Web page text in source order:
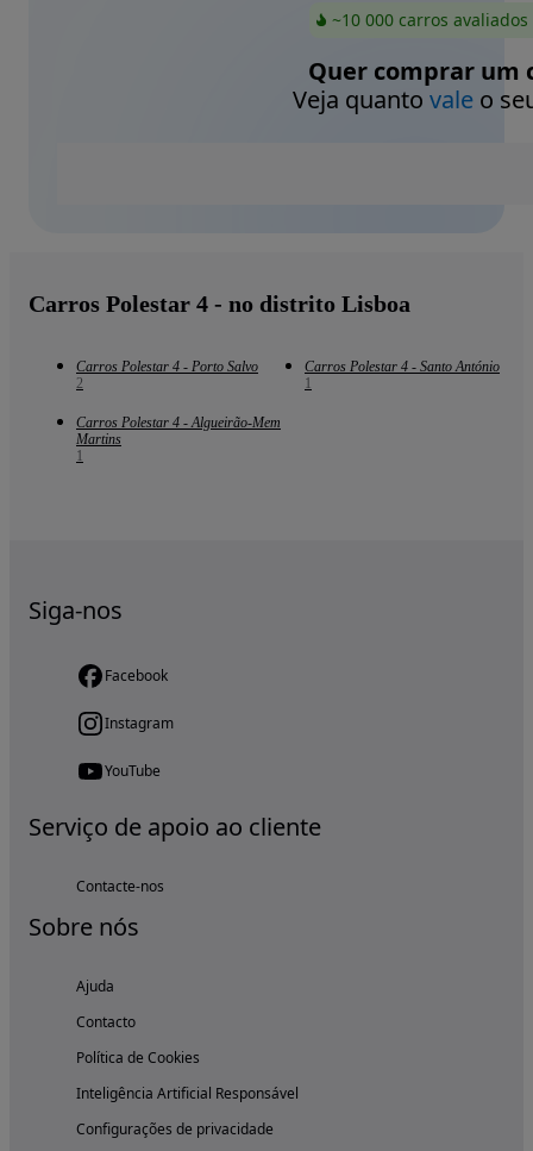
~10 000 carros
Quer comprar um
Veja quanto valeo
Carros Polestar 4 - no distrito Lisboa
Carros Polestar 4 - Porto Salvo
2
Carros Polestar 4 - Santo António
1
Carros Polestar 4 - Algueirão-Mem
Martins
1
Siga-nos
Facebook
Instagram
YouTube
Serviço de apoio ao cliente
Contacte-nos
Sobre nós
Ajuda
Contacto
Política de Cookies
Inteligência Artificial Responsável
Configurações de privacidade